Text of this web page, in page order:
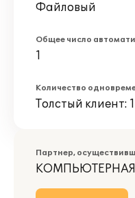
Файловый
Общее число
1
Количество
Толстый клиент: 1
Партнер,
КОМПЬЮТЕРНАЯ